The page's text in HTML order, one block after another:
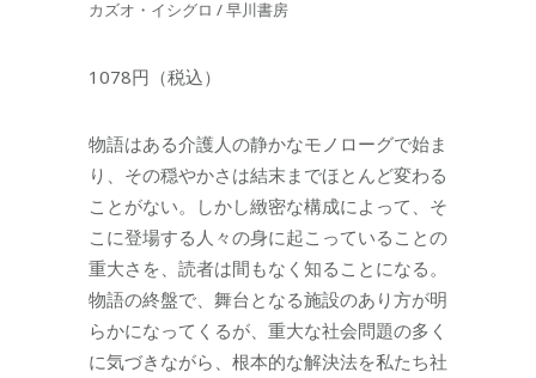
カズオ・イシグロ / 早川書房
1078円（税込）
物語はある介護人の静かなモノローグで始ま
り、その穏やかさは結末までほとんど変わる
ことがない。しかし緻密な構成によって、そ
こに登場する人々の身に起こっていることの
重大さを、読者は間もなく知ることになる。
物語の終盤で、舞台となる施設のあり方が明
らかになってくるが、重大な社会問題の多く
に気づきながら、根本的な解決法を私たち社